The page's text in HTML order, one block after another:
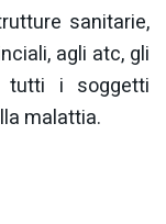
sanitarie,
agli atc, gli
tutti i soggetti
malattia.